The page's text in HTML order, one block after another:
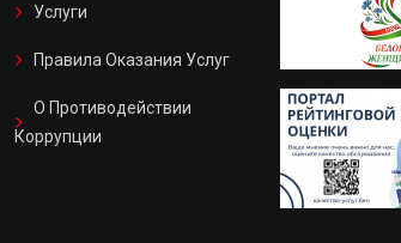
Услуги
Правила Оказания Услуг
О Противодействии
Коррупции